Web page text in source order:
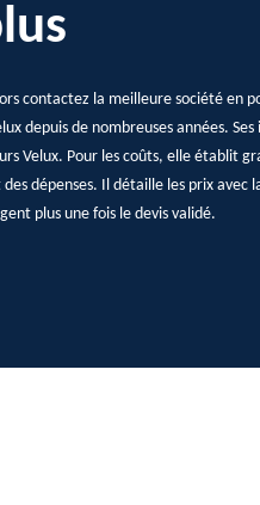
contactez la meilleure société en
depuis de nombreuses années.
Velux. Pour les coûts, elle établit
dépenses. Il détaille les prix avec
plus une fois le devis validé.